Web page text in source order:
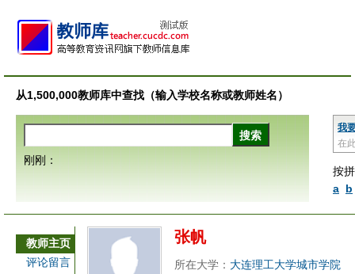
从1,500,000教师库中查找（输入学校名称或教师姓名）
我
在
按
a b
刚刚：
教师主页
评论留言
张帆
所在大学： 大连理工大学城市学院